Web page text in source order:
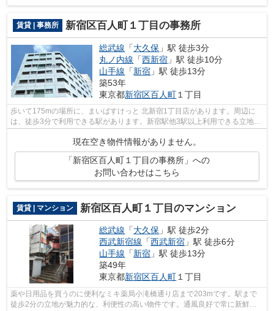
賃貸 | 事務所 新宿区百人町１丁目の事務所
総武線 「大久保 」駅 徒歩3分
丸ノ内線 「西新宿 」駅 徒歩10分
山手線 「新宿 」駅 徒歩13分
築53年
東京都新宿区百人町 １丁目
歩いて175mの場所に、まいばすけっと 北新宿1丁目店があります。周辺に
は、徒歩3分で利用できる駅があります。新宿駅他3駅以上利用できる立地と
現在空き物件情報がありません。
「新宿区百人町１丁目の事務所」への
お問い合わせはこちら
賃貸 | マンション 新宿区百人町１丁目のマンション
総武線 「大久保 」駅 徒歩2分
西武新宿線 「西武新宿 」駅 徒歩6分
山手線 「新宿 」駅 徒歩13分
築49年
東京都新宿区百人町１丁目
薬や日用品を買うのに便利なミキ薬局小滝橋通り店まで203mです。駅まで
徒歩2分の立地が魅力的な、利便性の高い物件です。通風良好で常に新鮮な